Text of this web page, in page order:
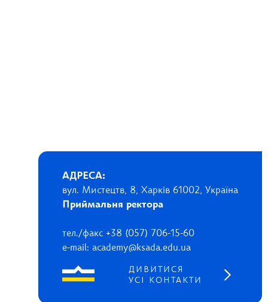
АДРЕСА:
вул. Мистецтв, 8, Харків 61002, Україна
Приймальня ректора
тел./факс +38 (057) 706-15-60
e-mail: academy@ksada.edu.ua
ДИВИТИСЯ
УСІ КОНТАКТИ